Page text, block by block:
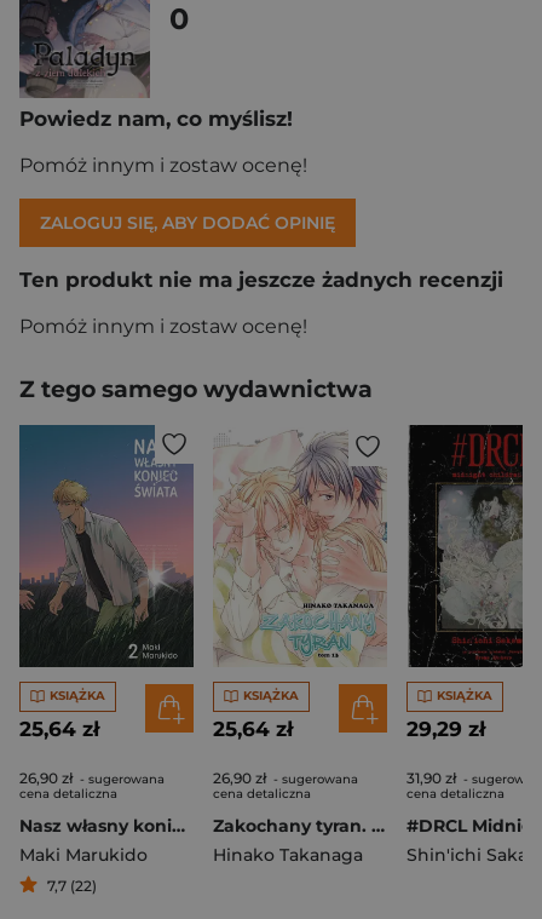
0
Powiedz nam, co myślisz!
Pomóż innym i zostaw ocenę!
ZALOGUJ SIĘ, ABY DODAĆ OPINIĘ
Ten produkt nie ma jeszcze żadnych recenzji
Pomóż innym i zostaw ocenę!
Z tego samego wydawnictwa
KSIĄŻKA
25,64 zł
26,90 zł - sugerowana
cena detaliczna
Nasz własny koniec świata. Tom 2
Maki Marukido
7,7 (22)
KSIĄŻKA
25,64 zł
26,90 zł - sugerowana
cena detaliczna
Zakochany tyran. Tom 13
Hinako Takanaga
KSIĄŻKA
29,29 zł
31,90 zł -
cena detaliczna
Shin'ichi